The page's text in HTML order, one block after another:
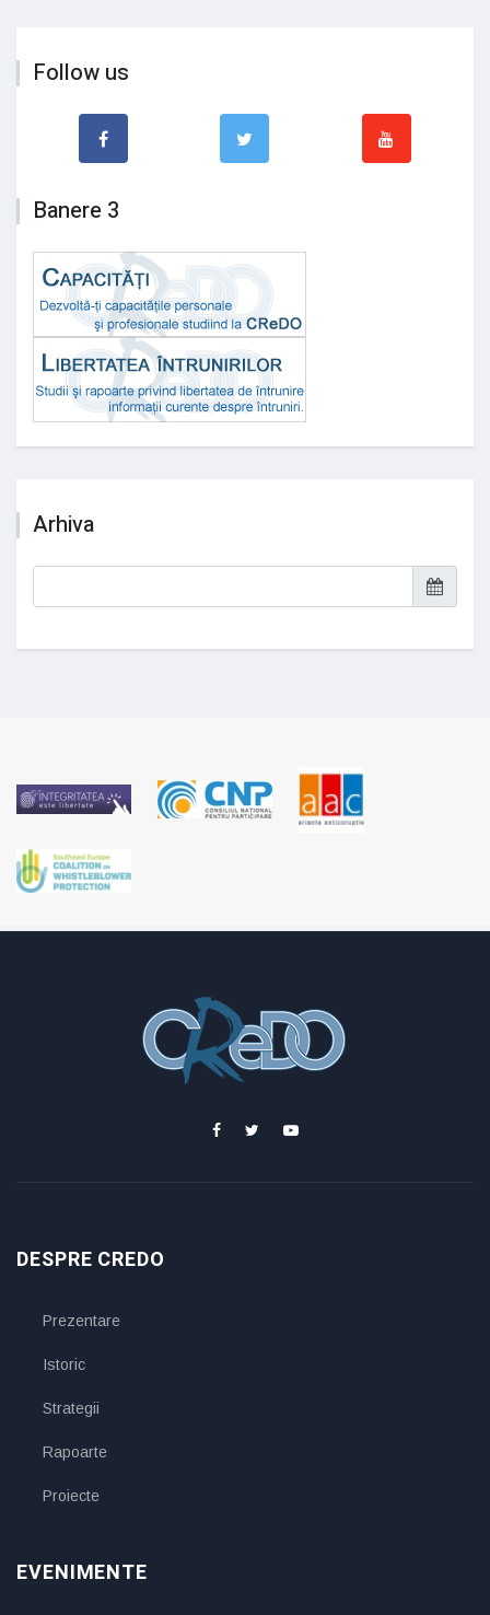
Follow us
Banere 3
Arhiva
DESPRE CREDO
Prezentare
Istoric
Strategii
Rapoarte
Proiecte
EVENIMENTE